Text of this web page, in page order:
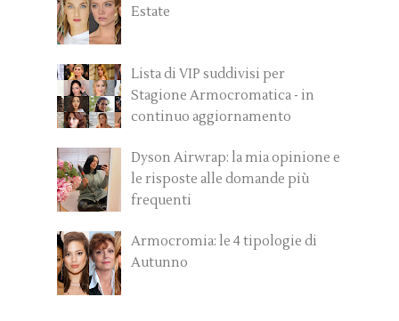
Estate
Lista di VIP suddivisi per
Stagione Armocromatica - in
continuo aggiornamento
Dyson Airwrap: la mia opinione e
le risposte alle domande più
frequenti
Armocromia: le 4 tipologie di
Autunno